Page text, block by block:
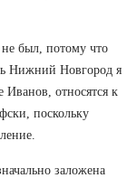
был, потому что
Нижний Новгород я
относятся к
поскольку
заложена